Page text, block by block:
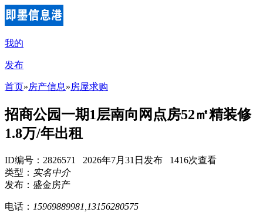
我的
发布
首页»房产信息»房屋求购
招商公园一期1层南向网点房52㎡精装修
1.8万/年出租
ID编号：2826571 2026年7月31日发布 1416次查看
类型： 实名中介
发布：盛金房产
电话： 15969889981,13156280575